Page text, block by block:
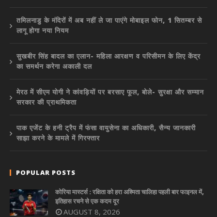
तमिलनाडु के मंदिरों में अब नहीं ले जा पाएंगे मोबाइल फोन, 1 सितम्बर से
लागू होगा नया नियम
सुखबीर सिंह बादल का एलान- महिला आरक्षण व परिसीमन के लिए केंद्र
का समर्थन करेगा अकाली दल
मेरठ में सीएम योगी ने कांवड़ियों पर बरसाए फूल, बोले- सुरक्षा और सम्मान
सरकार की प्राथमिकता
पाक एजेंट के हनी ट्रैप में फंसा वायुसेना का अधिकारी, सैन्य जानकारी
साझा करने के मामले में गिरफ्तार
POPULAR POSTS
कोरिया मास्टर्स : रक्षिता को हरा अश्मिता चालिहा पहली बार फाइनल में,
इतिहास रचने से एक कदम दूर
AUGUST 8, 2026